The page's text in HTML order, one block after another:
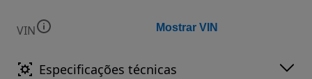
VIN Mostrar VIN
Especificações técnicas